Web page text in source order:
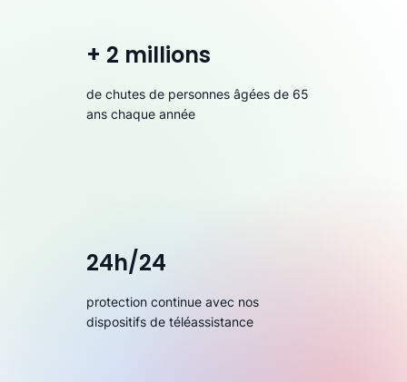
+ 2 millions
de chutes de personnes âgées de 65
ans chaque année
24h/24
protection continue avec nos
dispositifs de téléassistance